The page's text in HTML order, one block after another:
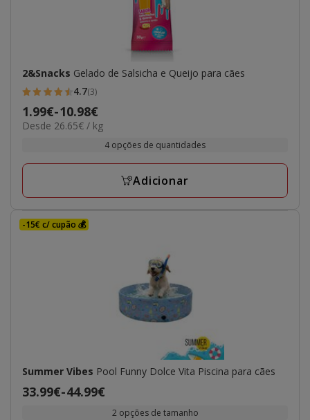
2&Snacks Gelado de Salsicha e Queijo para cães
4.7
estrelas
com
avaliações
4.7(3)
Preço
de
a
1.99€-10.98€
26.65€
Desde 26.65€ / kg
4 opções de quantidades
Adicionar
-15€ c/ cupão 💰
Summer Vibes Pool Funny Dolce Vita Piscina para cães
Preço
33.99€-44.99€
2 opções de tamanho